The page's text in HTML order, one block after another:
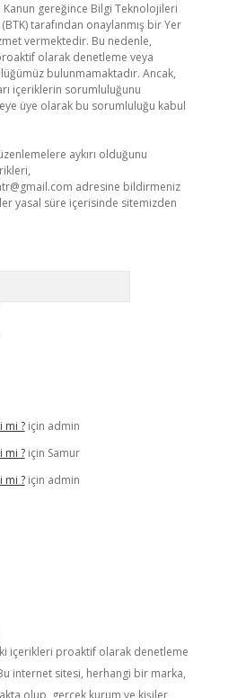
Kanun gereğince Bilgi Teknolojileri
tarafından onaylanmış bir Yer
vermektedir. Bu nedenle,
olarak denetleme veya
bulunmamaktadır. Ancak,
içeriklerin sorumluluğunu
üye olarak bu sorumluluğu kabul
aykırı olduğunu
adresine bildirmeniz
yasal süre içerisinde sitemizden
mi ?için admin
mi ?için Samur
mi ?için admin
içerikleri proaktif olarak denetleme
internet sitesi, herhangi bir marka,
olup, gerçek kurum ve kişiler